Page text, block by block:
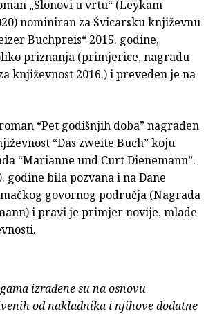
„Slonovi u vrtu“ (Leykam
nominiran za Švicarsku književnu
Buchpreis“ 2015. godine,
priznanja (primjerice, nagradu
književnost 2016.) i preveden je na
“Pet godišnjih doba” nagrađen
“Das zweite Buch” koju
“Marianne und Curt Dienemann”.
godine bila pozvana i na Dane
govornog područja (Nagrada
i pravi je primjer novije, mlade
izrađene su na osnovu
od nakladnika i njihove dodatne